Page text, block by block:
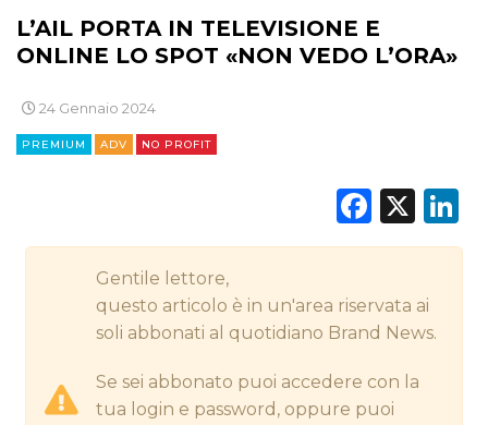
PUNTI VENDITA
STRATEGIE
CINEMA
DIGITALE
ESTERNA
L’AIL PORTA IN TELEVISIONE E
ONLINE LO SPOT «NON VEDO L’ORA»
24 Gennaio 2024
PREMIUM ADV NO PROFIT
X
Gentile lettore,
questo articolo è in un'area riservata ai
soli abbonati al quotidiano Brand News.
Se sei abbonato puoi accedere con la
tua login e password, oppure puoi